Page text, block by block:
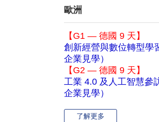
歐洲
【G1 — 德國 9 天】
創新經營與數位轉型學
企業見學）
【G2 — 德國 9 天】
工業 4.0 及人工智慧參
企業見學）
了解更多